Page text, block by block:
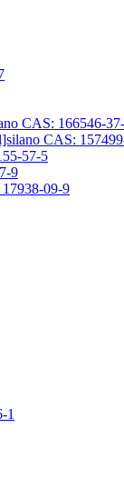
CAS: 166546-
CAS:
57-5
9
09-9
1